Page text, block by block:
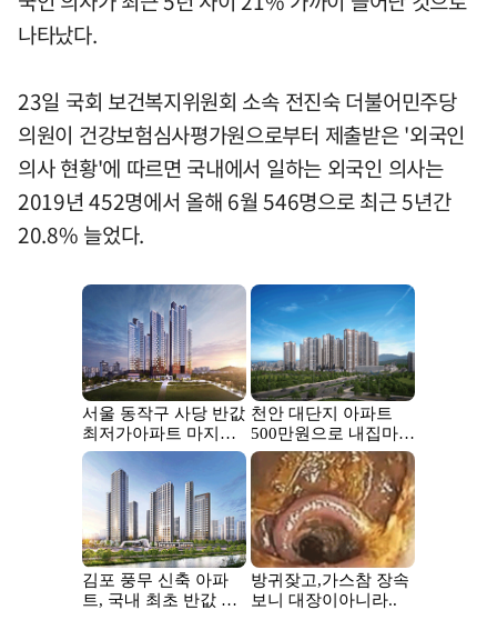
나타났다.
23일 국회 보건복지위원회 소속 전진숙 더불어민주당
의원이 건강보험심사평가원으로부터 제출받은 '외국인
의사 현황'에 따르면 국내에서 일하는 외국인 의사는
2019년 452명에서 올해 6월 546명으로 최근 5년간
20.8% 늘었다.